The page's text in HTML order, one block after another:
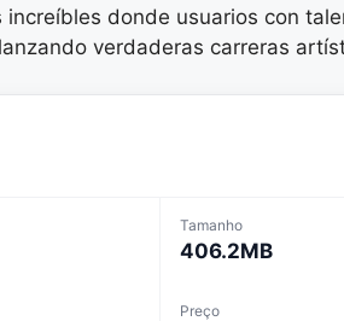
donde usuarios con
verdaderas carreras
Tamanho
406.2MB
Preço